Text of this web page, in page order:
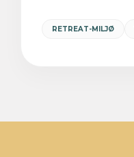
RETREAT-MILJØ